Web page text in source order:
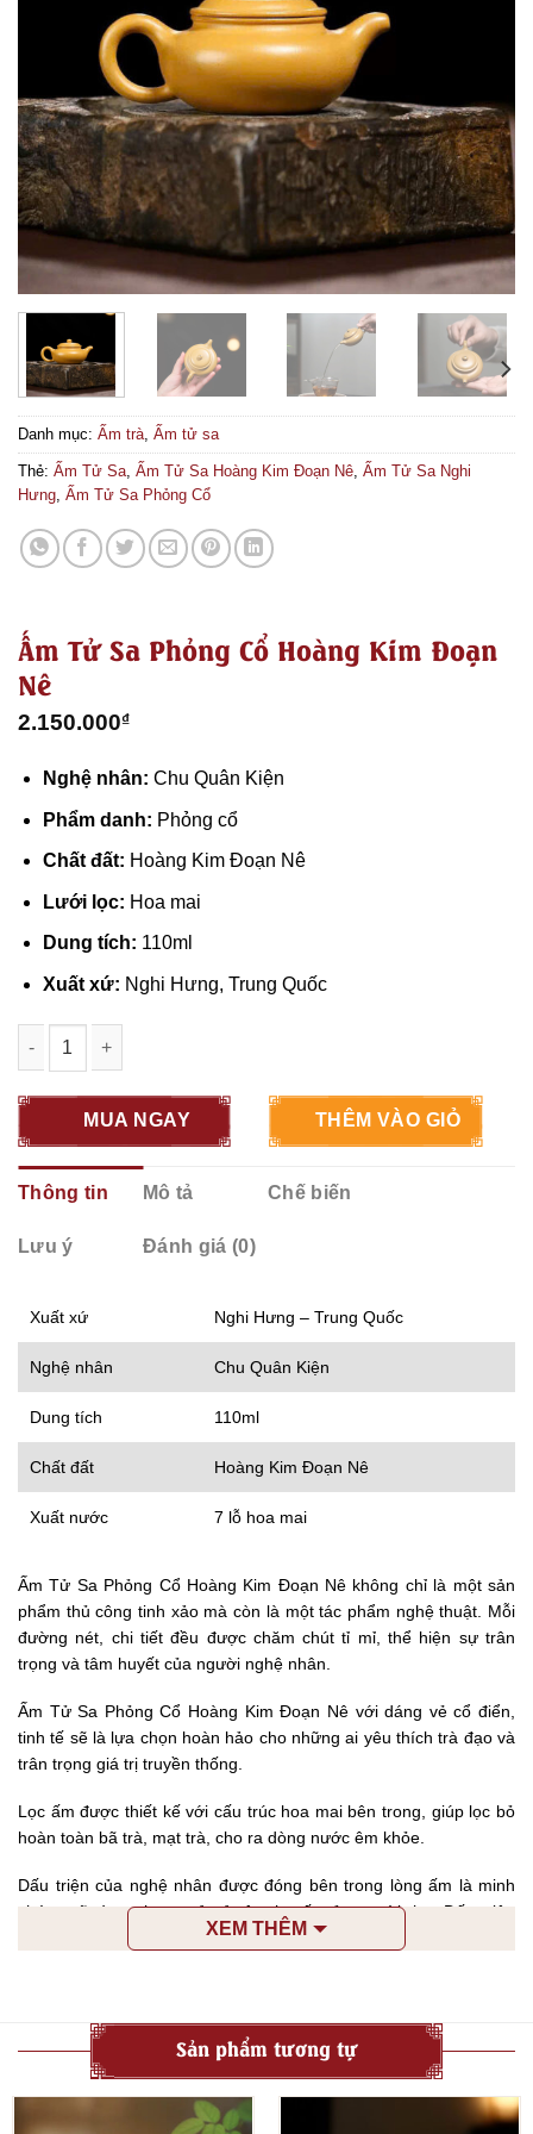
Danh mục: Ấm trà, Ấm tử sa
Thẻ: Ấm Tử Sa, Ấm Tử Sa Hoàng Kim Đoạn Nê, Ấm Tử Sa Nghi
Hưng, Ấm Tử Sa Phỏng Cổ
Ấm Tử Sa Phỏng Cổ Hoàng Kim Đoạn
Nê
2.150.000₫
Nghệ nhân: Chu Quân Kiện
Phẩm danh: Phỏng cổ
Chất đất: Hoàng Kim Đoạn Nê
Lưới lọc: Hoa mai
Dung tích: 110ml
Xuất xứ: Nghi Hưng, Trung Quốc
THÊM VÀO GIỎ
MUA NGAY
Thông tin Mô tả Chế biến
Lưu ý Đánh giá (0)
Xuất xứ Nghi Hưng – Trung Quốc
Nghệ nhân Chu Quân Kiện
Dung tích 110ml
Chất đất Hoàng Kim Đoạn Nê
Xuất nước 7 lỗ hoa mai
Ấm Tử Sa Phỏng Cổ Hoàng Kim Đoạn Nê không chỉ là một sản
phẩm thủ công tinh xảo mà còn là một tác phẩm nghệ thuật. Mỗi
đường nét, chi tiết đều được chăm chút tỉ mỉ, thể hiện sự trân
trọng và tâm huyết của người nghệ nhân.
Ấm Tử Sa Phỏng Cổ Hoàng Kim Đoạn Nê với dáng vẻ cổ điển,
tinh tế sẽ là lựa chọn hoàn hảo cho những ai yêu thích trà đạo và
trân trọng giá trị truyền thống.
Lọc ấm được thiết kế với cấu trúc hoa mai bên trong, giúp lọc bỏ
hoàn toàn bã trà, mạt trà, cho ra dòng nước êm khỏe.
Dấu triện của nghệ nhân được đóng bên trong lòng ấm là minh
chứng rõ ràng cho sự tỉ mỉ, tâm huyết của người thợ. Dấu triện
này cũng trùng khớp với dấu triện trên chứng thư đi kèm, đảm
còn là một biểu tượng của văn hóa trà đạo.
XEM THÊM
Sản phẩm tương tự